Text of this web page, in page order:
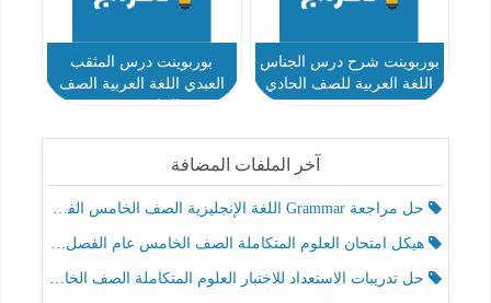
بوربوينت شرح درس الجناس
اللغة العربية للصف الحادي
بوربوينت درس المثقب
العبدي اللغة العربية الصف
آخر الملفات المضافة
حل مراجعة Grammar اللغة الإنجليزية الصف الخامس الفصل الثالث
هيكل امتحان العلوم المتكاملة الصف الخامس عام الفصل الدراسي الثالث 2025-2026
حل تدريبات الاستعداد للاختبار العلوم المتكاملة الصف الخامس عام الفصل الثالث